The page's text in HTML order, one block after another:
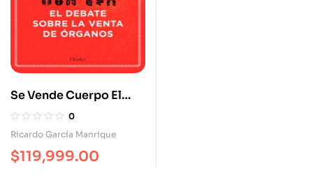
Se Vende Cuerpo El
Debate Sobre La Venta
De Órganos
0
Ricardo García Manrique
$119,999.00